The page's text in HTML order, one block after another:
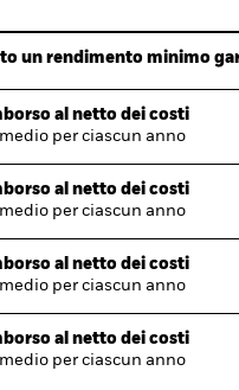
un rendimento minimo
al netto dei costi
per ciascun anno
al netto dei costi
per ciascun anno
al netto dei costi
per ciascun anno
al netto dei costi
per ciascun anno